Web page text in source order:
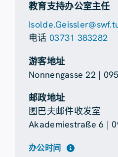
教育支持办公室主任
电话 03731 383282
游客地址
Nonnengasse 22 |
邮政地址
图巴夫邮件收发室
Akademiestraße 6 |
办公时间